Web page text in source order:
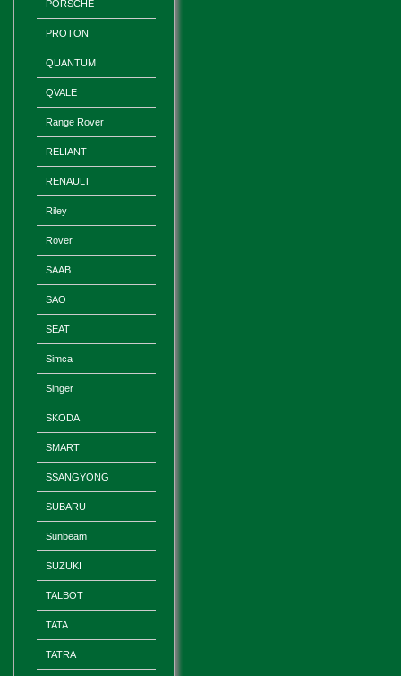
PORSCHE
PROTON
QUANTUM
QVALE
Range Rover
RELIANT
RENAULT
Riley
Rover
SAAB
SAO
SEAT
Simca
Singer
SKODA
SMART
SSANGYONG
SUBARU
Sunbeam
SUZUKI
TALBOT
TATA
TATRA